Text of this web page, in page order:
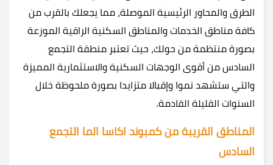
الطرق والمحاور الرئيسية الموصلة، مما يجعلك بالقرب من
كافة مناطق الخدمات والمناطق السكنية الراقية الموزعة
بصورة منتظمة من حولك، حيث تعتبر منطقة التجمع
السادس من أقوى الوجهات السكنية والاستثمارية المميزة
والتي ستشهد نموا وإقبالا متزايدا بصورة ملحوظة خلال
السنوات القليلة القادمة.
المناطق القريبة من كمبوند اكاسا الما التجمع
السادس